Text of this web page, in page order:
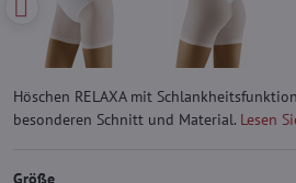
Höschen RELAXA mit
besonderen Schnitt und Material. Lesen
Größe